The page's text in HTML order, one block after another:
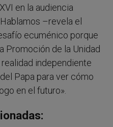
en la audiencia
–revela el
ecuménico porque
Promoción de la Unidad
independiente
Papa para ver cómo
en el futuro».